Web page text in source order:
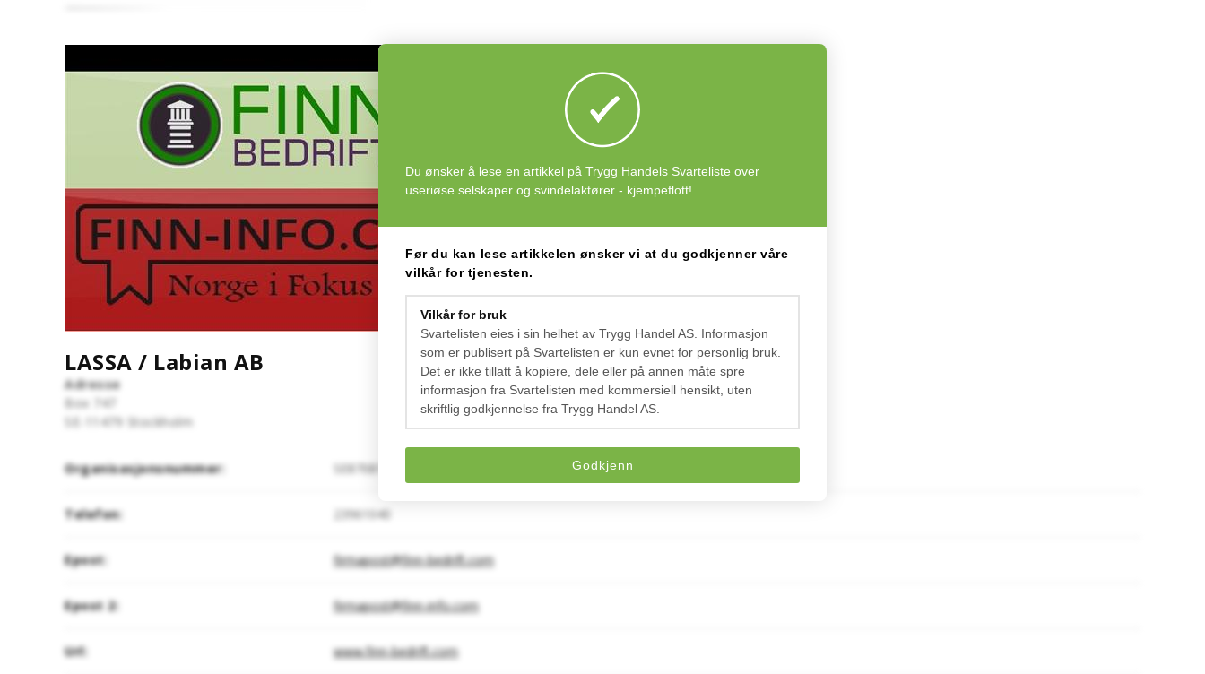
LASSA / Labian AB
Adresse
Box 747
SE-11479 Stockholm
Organisasjonsnummer: SE8708187755
Telefon: 23961040
Epost: firmapost@finn-bedrift.com
Epost 2: firmapost@finn-info.com
Url: www.finn-bedrift.com
Du ønsker å lese en artikkel på Trygg Handels Svarteliste over
useriøse selskaper og svindelaktører - kjempeflott!
Før du kan lese artikkelen ønsker vi at du godkjenner våre
vilkår for tjenesten.
Vilkår for bruk
Svartelisten eies i sin helhet av Trygg Handel AS. Informasjon
som er publisert på Svartelisten er kun evnet for personlig bruk.
Det er ikke tillatt å kopiere, dele eller på annen måte spre
informasjon fra Svartelisten med kommersiell hensikt, uten
skriftlig godkjennelse fra Trygg Handel AS.
Godkjenn